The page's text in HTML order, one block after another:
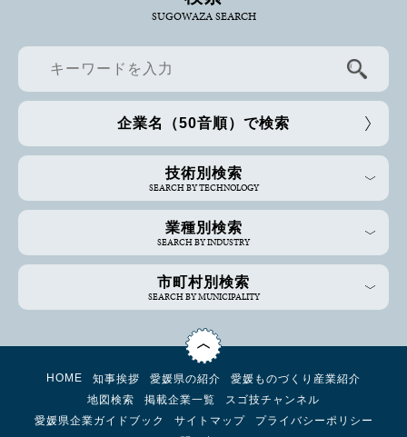
SUGOWAZA SEARCH
企業名（50音順）で検索
技術別検索
SEARCH BY TECHNOLOGY
業種別検索
SEARCH BY INDUSTRY
市町村別検索
SEARCH BY MUNICIPALITY
HOME 知事挨拶 愛媛県の紹介
愛媛ものづくり産業紹介
地図検索
掲載企業一覧
スゴ技チャンネル
愛媛県企業ガイドブック
サイトマップ
プライバシーポリシー